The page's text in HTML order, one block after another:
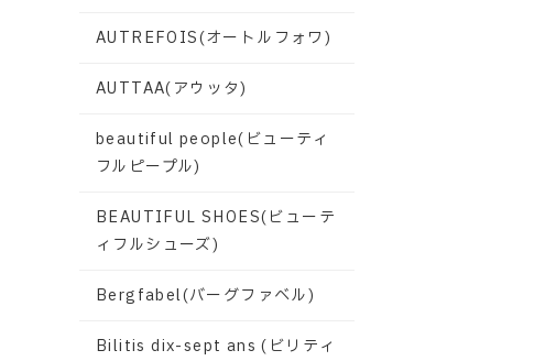
AUTREFOIS(オートルフォワ)
AUTTAA(アウッタ)
beautiful people(ビューティ
フルピープル)
BEAUTIFUL SHOES(ビューテ
ィフルシューズ)
Bergfabel(バーグファベル)
Bilitis dix-sept ans (ビリティ